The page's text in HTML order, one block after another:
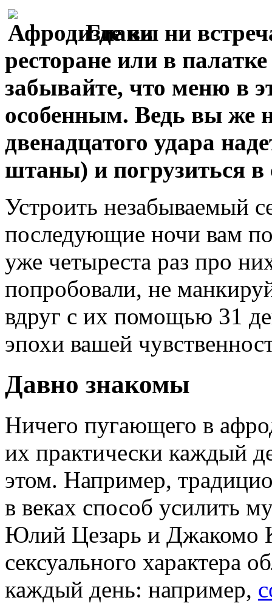
Где вы ни
ресторане или в
забывайте, что меню в
особенным. Ведь вы же
двенадцатого удара
штаны) и погрузиться в
Устроить незабываемый
последующие ночи вам
уже четыреста раз про
попробовали, не
вдруг с их помощью 31
эпохи вашей
Давно знакомы
Ничего пугающего в
их практически каждый
этом. Например,
в веках способ усилить
Юлий Цезарь и Джакомо
сексуального характера
каждый день: например,